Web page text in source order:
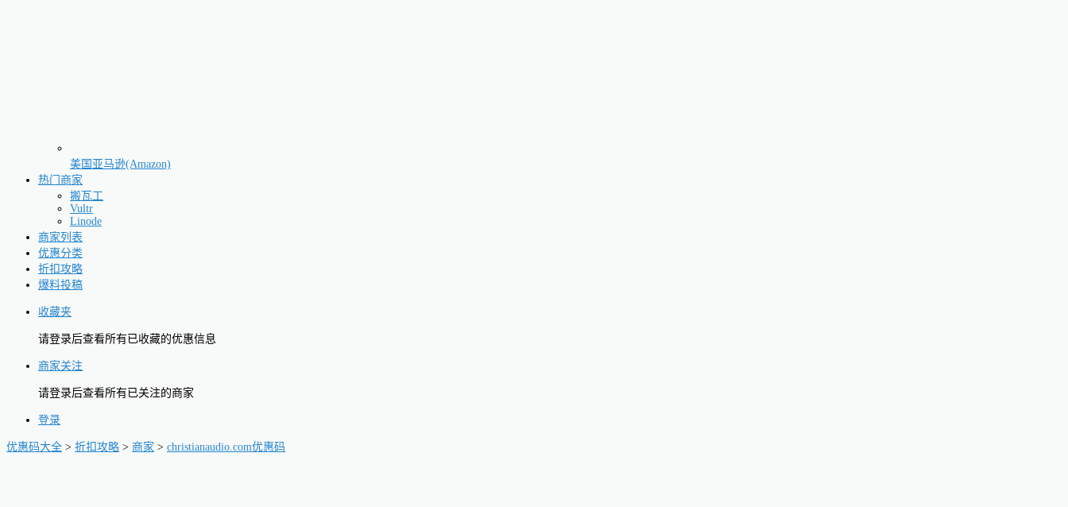
美国亚马逊(Amazon)
热门商家
搬瓦工
Vultr
Linode
商家列表
优惠分类
折扣攻略
爆料投稿
收藏夹
请登录后查看所有已收藏的优惠信息
商家关注
请登录后查看所有已关注的商家
登录
优惠码大全 > 折扣攻略 > 商家 > christianaudio.com优惠码